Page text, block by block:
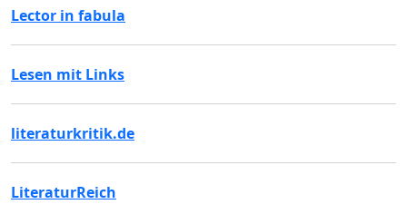
Lector in fabula
Lesen mit Links
literaturkritik.de
LiteraturReich